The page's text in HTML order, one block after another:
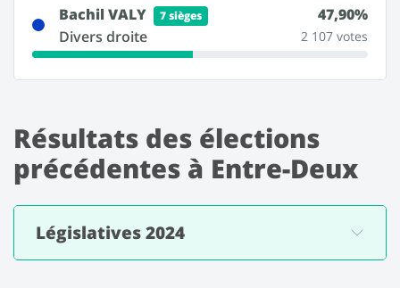
Bachil VALY 7 sièges
Divers droite
47,90%
2 107 votes
Résultats des élections
précédentes à Entre-Deux
Législatives 2024